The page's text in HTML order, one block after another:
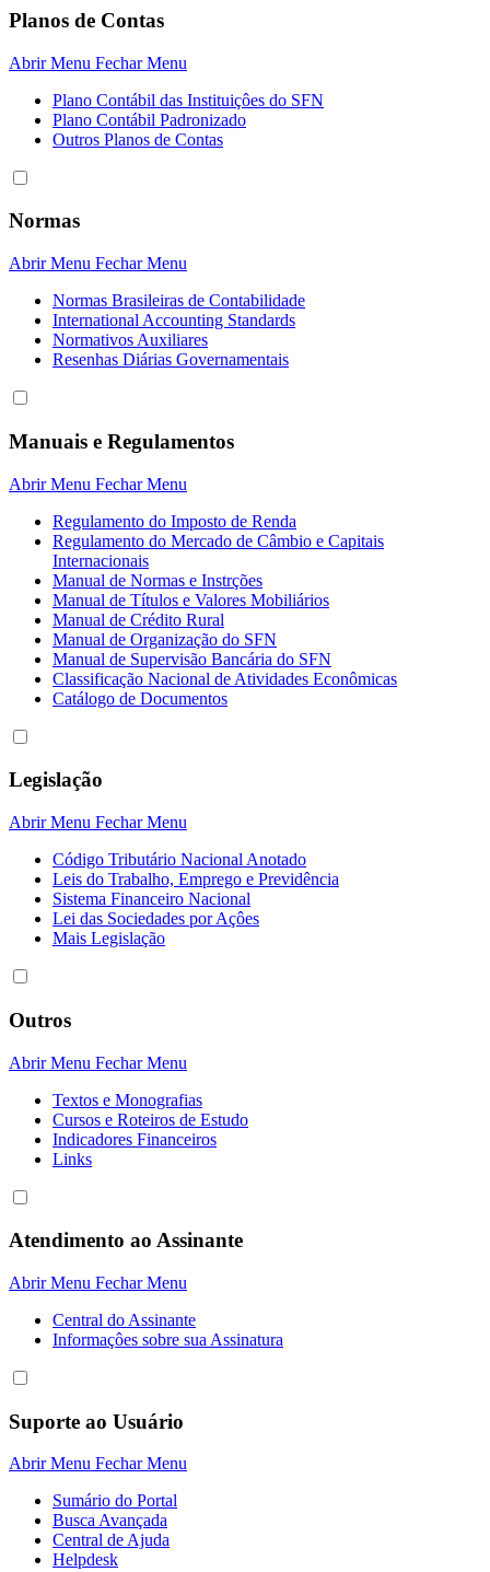
Planos de Contas
Abrir Menu Fechar Menu
Plano Contábil das Instituiçôes do SFN
Plano Contábil Padronizado
Outros Planos de Contas
Normas
Abrir Menu Fechar Menu
Normas Brasileiras de Contabilidade
International Accounting Standards
Normativos Auxiliares
Resenhas Diárias Governamentais
Manuais e Regulamentos
Abrir Menu Fechar Menu
Regulamento do Imposto de Renda
Regulamento do Mercado de Câmbio e Capitais
Internacionais
Manual de Normas e Instrções
Manual de Títulos e Valores Mobiliários
Manual de Crédito Rural
Manual de Organização do SFN
Manual de Supervisão Bancária do SFN
Classificação Nacional de Atividades Econômicas
Catálogo de Documentos
Legislação
Abrir Menu Fechar Menu
Código Tributário Nacional Anotado
Leis do Trabalho, Emprego e Previdência
Sistema Financeiro Nacional
Lei das Sociedades por Açôes
Mais Legislação
Outros
Abrir Menu Fechar Menu
Textos e Monografias
Cursos e Roteiros de Estudo
Indicadores Financeiros
Links
Atendimento ao Assinante
Abrir Menu Fechar Menu
Central do Assinante
Informaçôes sobre sua Assinatura
Suporte ao Usuário
Abrir Menu Fechar Menu
Sumário do Portal
Busca Avançada
Central de Ajuda
Helpdesk